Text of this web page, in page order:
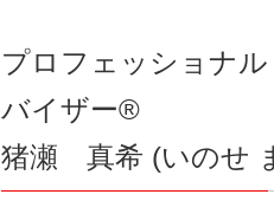
プロフェッショナ
バイザー®
猪瀬 真希 (いのせ